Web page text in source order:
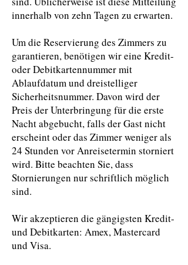
innerhalb von zehn Tagen zu erwarten.
Um die Reservierung des Zimmers zu
garantieren, benötigen wir eine Kredit-
oder Debitkartennummer mit
Ablaufdatum und dreistelliger
Sicherheitsnummer. Davon wird der
Preis der Unterbringung für die erste
Nacht abgebucht, falls der Gast nicht
erscheint oder das Zimmer weniger als
24 Stunden vor Anreisetermin storniert
wird. Bitte beachten Sie, dass
Stornierungen nur schriftlich möglich
sind.
Wir akzeptieren die gängigsten Kredit-
und Debitkarten: Amex, Mastercard
und Visa.